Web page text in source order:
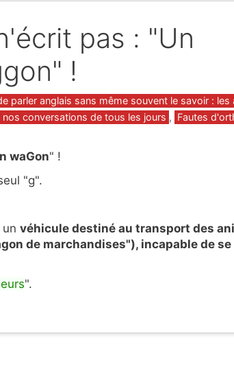
pas : "Un
!
parler anglais sans même souvent le savoir : les
conversations de tous les jours , Fautes
waGon" !
"g".
véhicule destiné au transport des
de marchandises"), incapable de
".